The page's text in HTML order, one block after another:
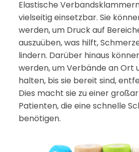
Elastische
vielseitig einsetzbar. Sie
werden, um Druck auf
auszuüben, was hilft,
lindern. Darüber hinaus
werden, um Verbände an Ort
halten, bis sie bereit sind,
Dies macht sie zu einer
Patienten, die eine schnelle
benötigen.